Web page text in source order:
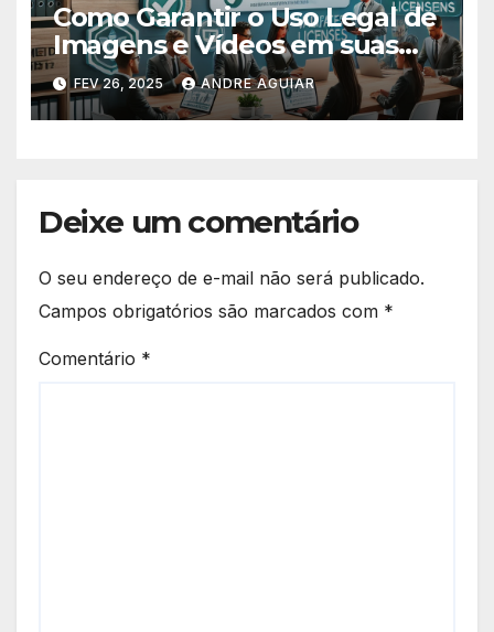
Como Garantir o Uso Legal de
Imagens e Vídeos em suas
Peças Publicitárias
FEV 26, 2025 ANDRE AGUIAR
Deixe um comentário
O seu endereço de e-mail não será publicado.
Campos obrigatórios são marcados com *
Comentário *